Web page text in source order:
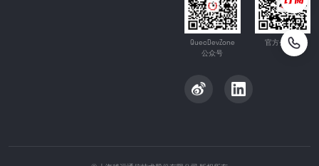
QuecDevZone
公众号
官方公众号